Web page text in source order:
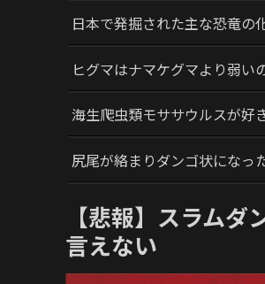
日本で発掘された主な恐竜の
ヒグマはナマケグマより弱い
海生爬虫類モササウルスが
尻尾が絡まりダンゴ状になっ
【悲報】スラム
言えない